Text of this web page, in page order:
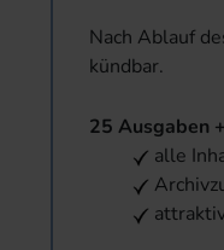
Nach Ablauf
kündbar.
25 Ausgaben
alle